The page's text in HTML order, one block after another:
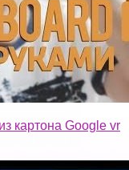
картона Google vr